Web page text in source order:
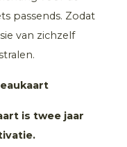
passends. Zodat
van zichzelf
is twee jaar